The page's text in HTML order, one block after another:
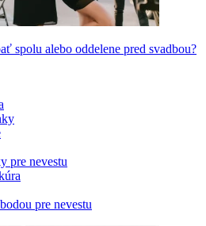
spolu alebo oddelene pred svadbou?
pre nevestu
pre nevestu